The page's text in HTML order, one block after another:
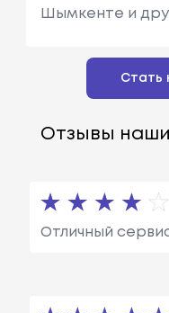
Шымкенте и
Стать
Отзывы
Отличный